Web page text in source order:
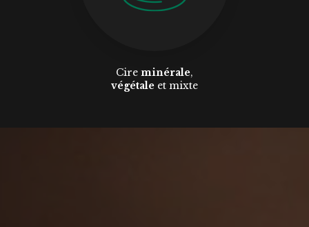
Cire minérale,
végétale et mixte